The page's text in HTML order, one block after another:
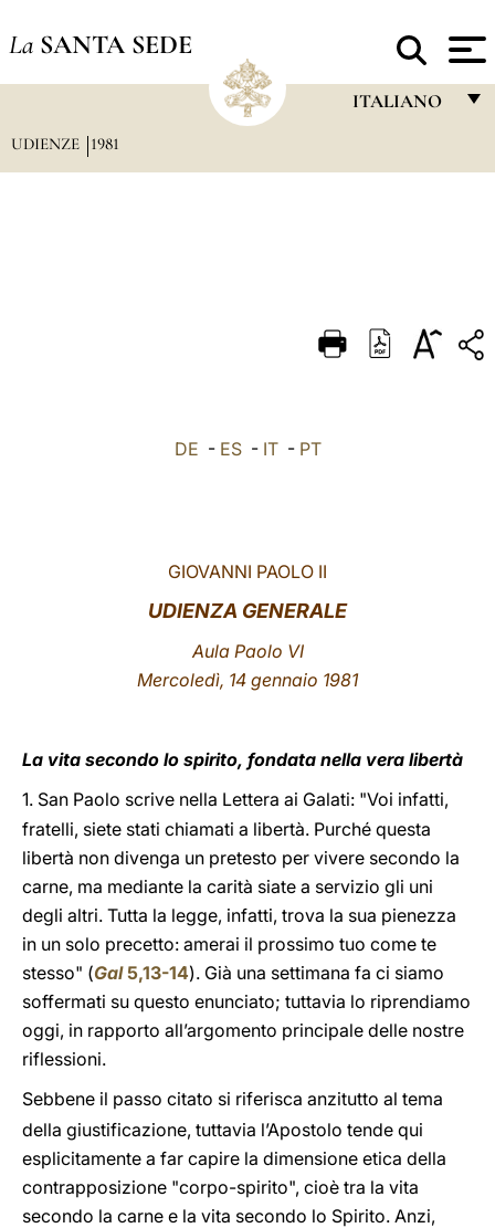
La SANTA SEDE
ITALIANO
DEUTSCH
UDIENZE 1981
DE - ES- IT- PT
GIOVANNI PAOLO II
UDIENZA GENERALE
Aula Paolo VI
Mercoledì, 14 gennaio 1981
La vita secondo lo spirito, fondata nella vera libertà
1. San Paolo scrive nella Lettera ai Galati: "Voi infatti,
fratelli, siete stati chiamati a libertà. Purché questa
libertà non divenga un pretesto per vivere secondo la
carne, ma mediante la carità siate a servizio gli uni
degli altri. Tutta la legge, infatti, trova la sua pienezza
in un solo precetto: amerai il prossimo tuo come te
stesso" (Gal5,13-14). Già una settimana fa ci siamo
soffermati su questo enunciato; tuttavia lo riprendiamo
oggi, in rapporto all’argomento principale delle nostre
riflessioni.
Sebbene il passo citato si riferisca anzitutto al tema
della giustificazione, tuttavia l’Apostolo tende qui
esplicitamente a far capire la dimensione etica della
contrapposizione "corpo-spirito", cioè tra la vita
secondo la carne e la vita secondo lo Spirito. Anzi,